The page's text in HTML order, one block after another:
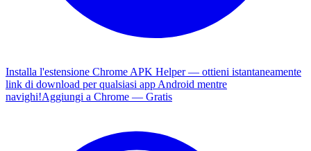
Installa l'estensione Chrome APK Helper — ottieni istantaneamente
link di download per qualsiasi app Android mentre
navighi!Aggiungi a Chrome — Gratis